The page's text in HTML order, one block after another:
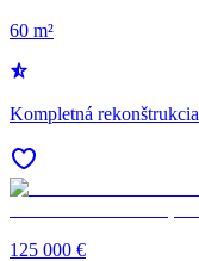
60 m²
Kompletná rekonštrukcia
125 000 €